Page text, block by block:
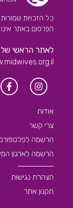
כל הזכויות שמורות
הפרסום באתר
לאתר הראשי של
אודות
צרי קשר
הרשמה
הרשמה לארגון
הצהרת נגישות
תקנון אתר